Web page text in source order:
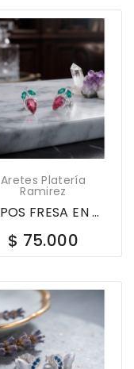
Aretes Platería
Ramirez
TOPOS FRESA EN PLATA LEY 925 CON CIRCONES 622333
$ 75.000